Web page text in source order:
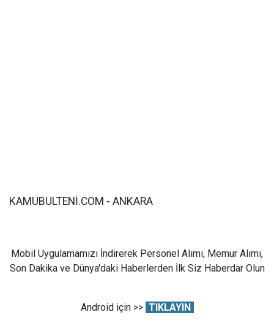
KAMUBULTENİ.COM - ANKARA
Mobil Uygulamamızı İndirerek Personel Alımı, Memur Alımı,
Son Dakika ve Dünya'daki Haberlerden İlk Siz Haberdar Olun
Android için >> TIKLAYIN